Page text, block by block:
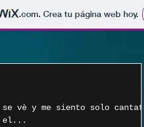
.com. Crea tu página web hoy.
vè y me siento solo cantata
el...